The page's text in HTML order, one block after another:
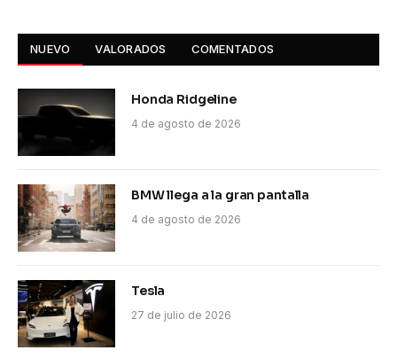
NUEVO VALORADOS COMENTADOS
Honda Ridgeline
4 de agosto de 2026
BMW llega a la gran pantalla
4 de agosto de 2026
Tesla
27 de julio de 2026